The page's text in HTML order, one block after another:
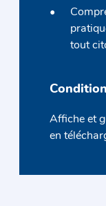
tout
Affiche et
en